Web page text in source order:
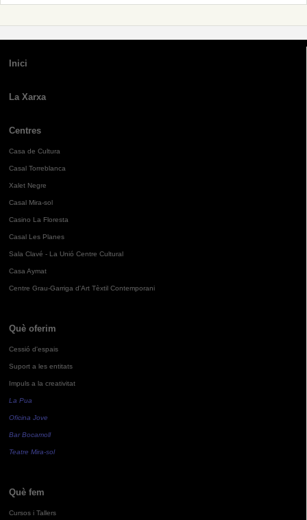
Inici
La Xarxa
Centres
Casa de Cultura
Casal Torreblanca
Xalet Negre
Casal Mira-sol
Casino La Floresta
Casal Les Planes
Sala Clavé - La Unió Centre Cultural
Casa Aymat
Centre Grau-Garriga d'Art Tèxtil Contemporani
Què oferim
Cessió d'espais
Suport a les entitats
Impuls a la creativitat
La Pua
Oficina Jove
Bar Bocamoll
Teatre Mira-sol
Què fem
Cursos i Tallers